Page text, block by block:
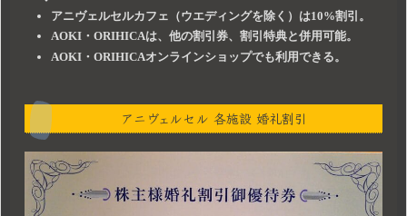
アニヴェルセルカフェ（ウエディングを除く）は10%割引。
AOKI・ORIHICAは、他の割引券、割引特典と併用可能。
AOKI・ORIHICAオンラインショップでも利用できる。
アニヴェルセル 各施設 婚礼割引